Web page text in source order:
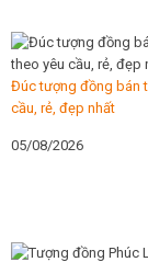
Đúc tượng đồng bán
cầu, rẻ, đẹp nhất
05/08/2026